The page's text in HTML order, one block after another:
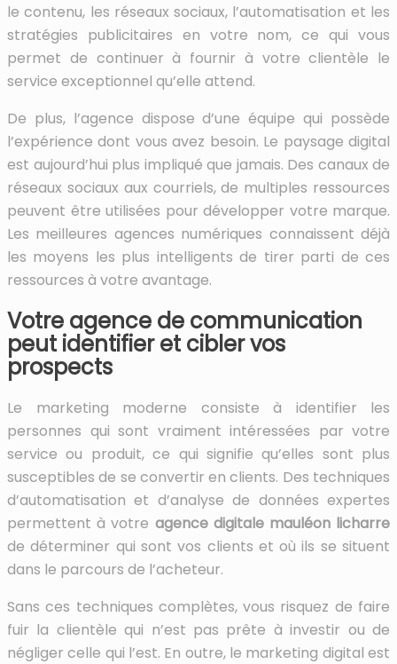
le contenu, les réseaux sociaux, l’automatisation et les
stratégies publicitaires en votre nom, ce qui vous
permet de continuer à fournir à votre clientèle le
service exceptionnel qu’elle attend.
De plus, l’agence dispose d’une équipe qui possède
l’expérience dont vous avez besoin. Le paysage digital
est aujourd’hui plus impliqué que jamais. Des canaux de
réseaux sociaux aux courriels, de multiples ressources
peuvent être utilisées pour développer votre marque.
Les meilleures agences numériques connaissent déjà
les moyens les plus intelligents de tirer parti de ces
ressources à votre avantage.
Votre agence de communication
peut identifier et cibler vos
prospects
Le marketing moderne consiste à identifier les
personnes qui sont vraiment intéressées par votre
service ou produit, ce qui signifie qu’elles sont plus
susceptibles de se convertir en clients. Des techniques
d’automatisation et d’analyse de données expertes
permettent à votre agence digitale mauléon licharre
de déterminer qui sont vos clients et où ils se situent
dans le parcours de l’acheteur.
Sans ces techniques complètes, vous risquez de faire
fuir la clientèle qui n’est pas prête à investir ou de
négliger celle qui l’est. En outre, le marketing digital est